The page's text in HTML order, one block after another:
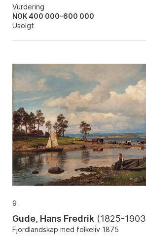
Vurdering
NOK 400 000–600 000
Usolgt
9
Gude, Hans Fredrik (1825-1903
Fjordlandskap med folkeliv 1875